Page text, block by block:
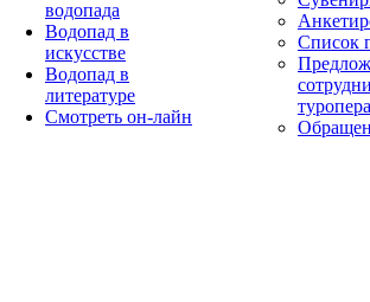
водопада
Водопад в
искусстве
Водопад в
литературе
Смотреть он-лайн
Список